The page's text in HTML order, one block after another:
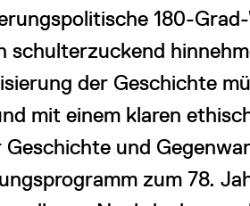
180-
schulterzuckend
der Geschichte
mit einem klaren
und
zum 78.